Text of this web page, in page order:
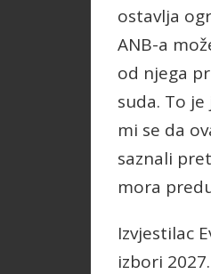
ostavlja
ANB-a
od njega
suda. To
mi se da
saznali
mora
Izvjestilac
izbori